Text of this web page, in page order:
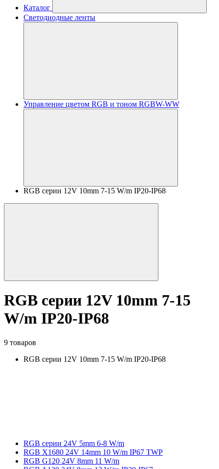
Каталог
Светодиодные ленты
Управление цветом RGB и тоном RGBW-WW
RGB серии 12V 10mm 7-15 W/m IP20-IP68
RGB серии 12V 10mm 7-15
W/m IP20-IP68
9 товаров
RGB серии 12V 10mm 7-15 W/m IP20-IP68
RGB серии 24V 5mm 6-8 W/m
RGB X1680 24V 14mm 10 W/m IP67 TWP
RGB G120 24V 8mm 11 W/m